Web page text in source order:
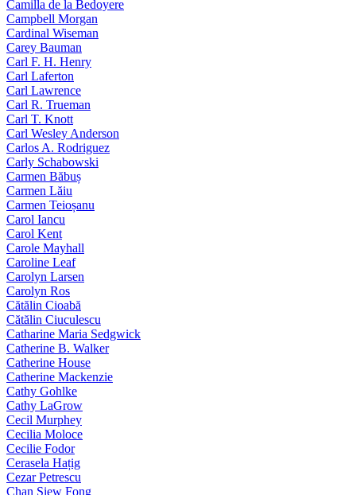
Camilla de la Bedoyere
Campbell Morgan
Cardinal Wiseman
Carey Bauman
Carl F. H. Henry
Carl Laferton
Carl Lawrence
Carl R. Trueman
Carl T. Knott
Carl Wesley Anderson
Carlos A. Rodriguez
Carly Schabowski
Carmen Băbuș
Carmen Lăiu
Carmen Teioșanu
Carol Iancu
Carol Kent
Carole Mayhall
Caroline Leaf
Carolyn Larsen
Carolyn Ros
Cătălin Cioabă
Cătălin Ciuculescu
Catharine Maria Sedgwick
Catherine B. Walker
Catherine House
Catherine Mackenzie
Cathy Gohlke
Cathy LaGrow
Cecil Murphey
Cecilia Moloce
Cecilie Fodor
Cerasela Hațig
Cezar Petrescu
Chan Siew Fong